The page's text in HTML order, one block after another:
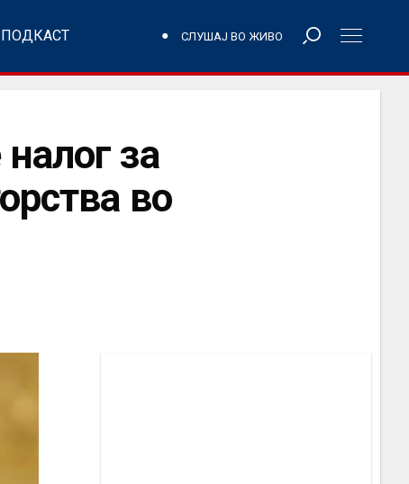
ПОДКАСТ СЛУШАЈ ВО ЖИВО
за
во